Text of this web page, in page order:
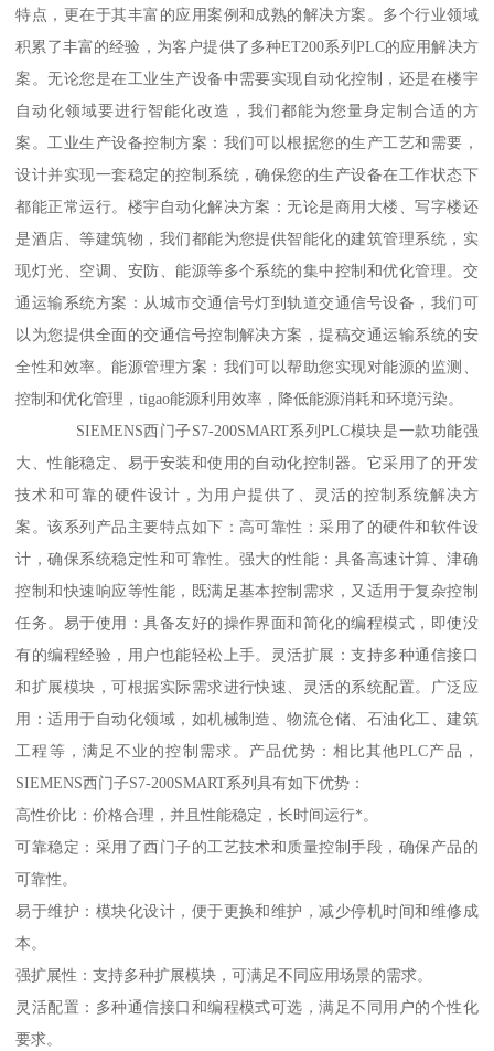
特点，更在于其丰富的应用案例和成熟的解决方案。多个行业领域
积累了丰富的经验，为客户提供了多种ET200系列PLC的应用解决方
案。无论您是在工业生产设备中需要实现自动化控制，还是在楼宇
自动化领域要进行智能化改造，我们都能为您量身定制合适的方
案。工业生产设备控制方案：我们可以根据您的生产工艺和需要，
设计并实现一套稳定的控制系统，确保您的生产设备在工作状态下
都能正常运行。楼宇自动化解决方案：无论是商用大楼、写字楼还
是酒店、等建筑物，我们都能为您提供智能化的建筑管理系统，实
现灯光、空调、安防、能源等多个系统的集中控制和优化管理。交
通运输系统方案：从城市交通信号灯到轨道交通信号设备，我们可
以为您提供全面的交通信号控制解决方案，提稿交通运输系统的安
全性和效率。能源管理方案：我们可以帮助您实现对能源的监测、
控制和优化管理，tigao能源利用效率，降低能源消耗和环境污染。
SIEMENS西门子S7-200SMART系列PLC模块是一款功能强
大、性能稳定、易于安装和使用的自动化控制器。它采用了的开发
技术和可靠的硬件设计，为用户提供了、灵活的控制系统解决方
案。该系列产品主要特点如下：高可靠性：采用了的硬件和软件设
计，确保系统稳定性和可靠性。强大的性能：具备高速计算、津确
控制和快速响应等性能，既满足基本控制需求，又适用于复杂控制
任务。易于使用：具备友好的操作界面和简化的编程模式，即使没
有的编程经验，用户也能轻松上手。灵活扩展：支持多种通信接口
和扩展模块，可根据实际需求进行快速、灵活的系统配置。广泛应
用：适用于自动化领域，如机械制造、物流仓储、石油化工、建筑
工程等，满足不业的控制需求。产品优势：相比其他PLC产品，
SIEMENS西门子S7-200SMART系列具有如下优势：
高性价比：价格合理，并且性能稳定，长时间运行*。
可靠稳定：采用了西门子的工艺技术和质量控制手段，确保产品的
可靠性。
易于维护：模块化设计，便于更换和维护，减少停机时间和维修成
本。
强扩展性：支持多种扩展模块，可满足不同应用场景的需求。
灵活配置：多种通信接口和编程模式可选，满足不同用户的个性化
要求。